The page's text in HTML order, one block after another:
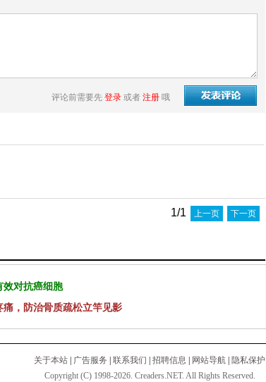
评论前需要先 登录 或者 注册 哦
1/1 上一页 下一页
效对抗癌细胞
，防治骨质疏松立竿见影
关于本站 广告服务 联系我们 招聘信息 网站导航
隐私保护
Copyright (C) 1998-2026. Creaders.NET. All Rights Reserved.